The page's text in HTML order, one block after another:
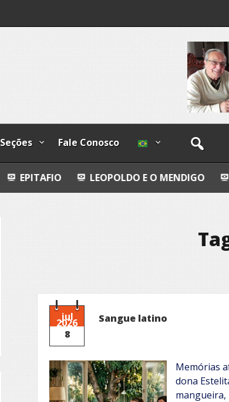
Seções Fale Conosco
LEOPOLDO E O MENDIGO DIA
jul
2026
8
Sangue latino
Memórias
dona
mangueira,